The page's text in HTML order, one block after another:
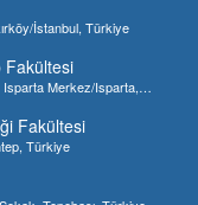
İstanbul, Türkiye
Fakültesi
Isparta Merkez/Isparta,
Fakültesi
Türkiye